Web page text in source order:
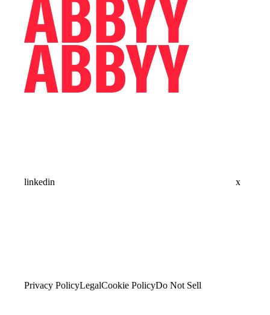
linkedin x
Privacy PolicyLegalCookie PolicyDo Not Sell